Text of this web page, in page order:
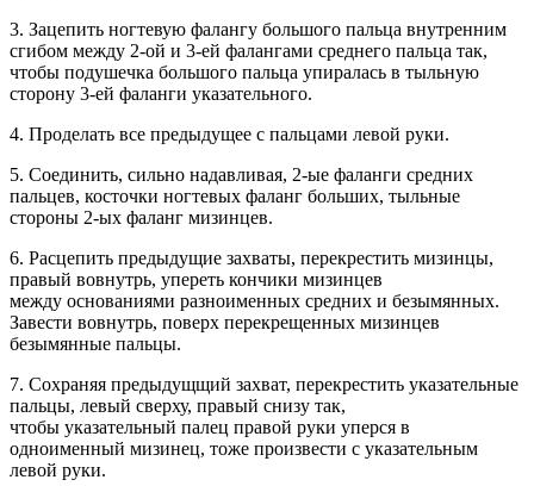
3. Зацепить ногтевую фалангу большого пальца внутренним
сгибом между 2-ой и 3-ей фалангами среднего пальца так,
чтобы подушечка большого пальца упиралась в тыльную
сторону 3-ей фаланги указательного.
4. Проделать все предыдущее с пальцами левой руки.
5. Соединить, сильно надавливая, 2-ые фаланги средних
пальцев, косточки ногтевых фаланг больших, тыльные
стороны 2-ых фаланг мизинцев.
6. Расцепить предыдущие захваты, перекрестить мизинцы,
правый вовнутрь, упереть кончики мизинцев
между основаниями разноименных средних и безымянных.
Завести вовнутрь, поверх перекрещенных мизинцев
безымянные пальцы.
7. Сохраняя предыдущщий захват, перекрестить указательные
пальцы, левый сверху, правый снизу так,
чтобы указательный палец правой руки уперся в
одноименный мизинец, тоже произвести с указательным
левой руки.